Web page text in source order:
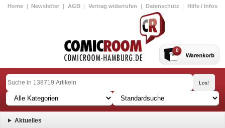
Home | Newsletter | AGB | Vertrag widerrufen | Datenschutz | Hilfe / Infos
0
Aktuelles